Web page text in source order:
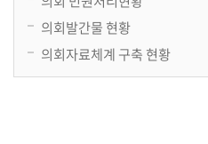
의회발간물 현황
의회자료체계 구축 현황